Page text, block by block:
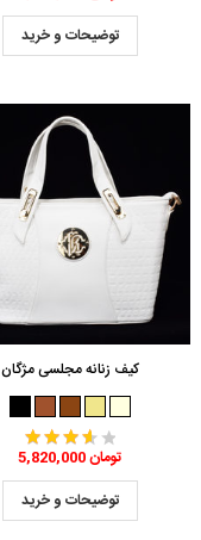
توضیحات و خرید
کیف زنانه مجلسی مژگان
5,820,000 تومان
توضیحات و خرید